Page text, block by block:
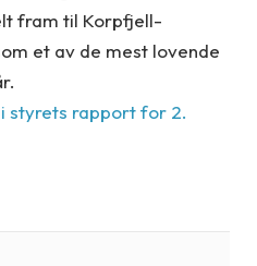
fram til Korpfjell-
et av de mest lovende
styrets rapport for 2.